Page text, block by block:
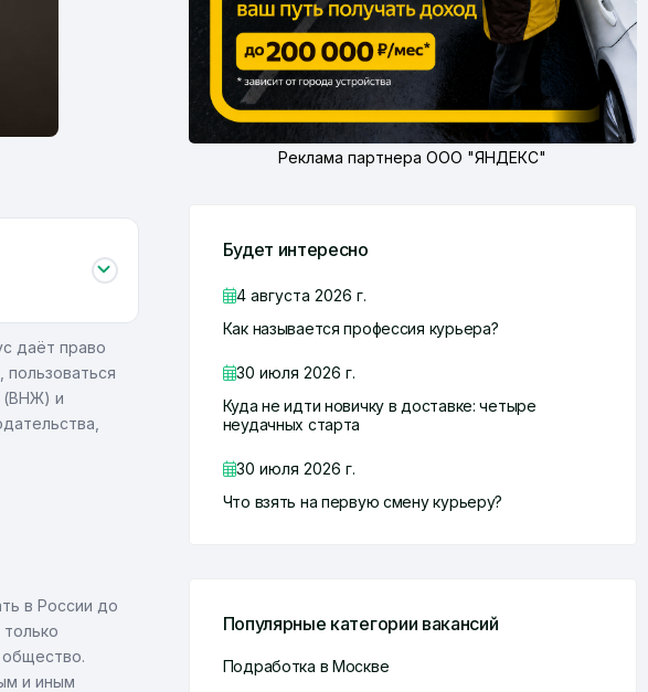
даёт право
(ВНЖ) и
в России до
и иным
Реклама партнера ООО "ЯНДЕКС"
Будет интересно
4 августа 2026 г.
Как называется профессия курьера?
30 июля 2026 г.
Куда не идти новичку в доставке: четыре
неудачных старта
30 июля 2026 г.
Что взять на первую смену курьеру?
Популярные категории вакансий
Подработка в Москве